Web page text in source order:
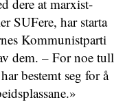
dere at marxist-
SUFere, har starta
Kommunistparti
dem. – For noe tull
bestemt seg for å